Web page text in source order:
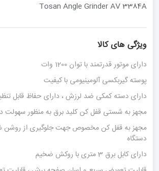
Tosan Angle Grinder AV 3384A
ویژگی های کالا
دارای موتور قدرتمند با توان 1200 وات
پوسته گیربکسی آلومینیومی با کیفیت
دارای دسته کمکی ضد لرزش ، دارای حفاظ قابل
مجهز به شستی قفل کن کلید برق به منظور سهولت در
مجهز به قفل کن مخصوص جهت جلوگیری از روشن
دستگاه
دارای کابل برق 3 متری با روکش ضخیم